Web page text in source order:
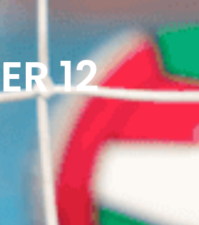
UN CHECK FIT
12